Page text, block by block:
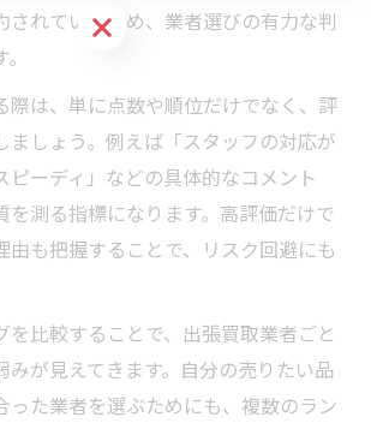
されているため、業者選びの有力な判
際は、単に点数や順位だけでなく、評
ましょう。例えば「スタッフの対応が
ピーディ」などの具体的なコメント
を測る指標になります。高評価だけで
由も把握することで、リスク回避にも
を比較することで、出張買取業者ごと
みが見えてきます。自分の売りたい品
った業者を選ぶためにも、複数のラン
軽にお問い合わせください